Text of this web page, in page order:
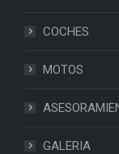
COCHES
MOTOS
GALERIA